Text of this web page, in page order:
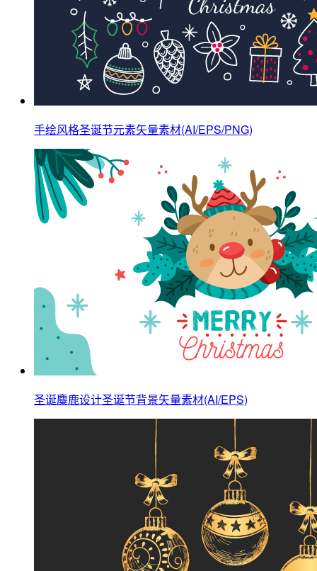
手绘风格圣诞节元素矢量素材(AI/EPS/PNG)
圣诞麋鹿设计圣诞节背景矢量素材(AI/EPS)